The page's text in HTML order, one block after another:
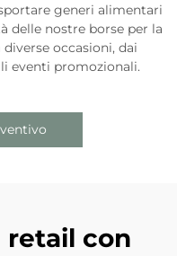
generi alimentari
delle nostre borse per la
occasioni, dai
eventi promozionali.
retail con